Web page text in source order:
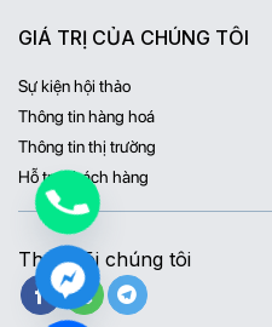
GIÁ TRỊ CỦA CHÚNG TÔI
Sự kiện hội thảo
Thông tin hàng hoá
Thông tin thị trường
Hỗ trợ khách hàng
Theo dõi chúng tôi